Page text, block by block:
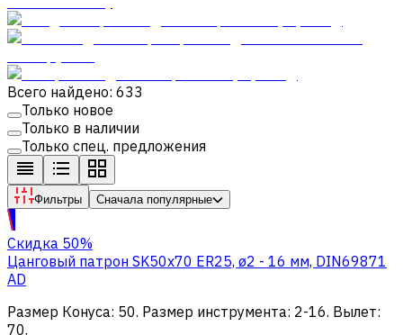
Всего найдено: 633
Только новое
Только в наличии
Только спец. предложения
Фильтры Сначала популярные
Скидка 50%
Цанговый патрон SK50х70 ER25, ø2 - 16 мм, DIN69871
AD
Размер Конуса: 50. Размер инструмента: 2-16. Вылет:
70.